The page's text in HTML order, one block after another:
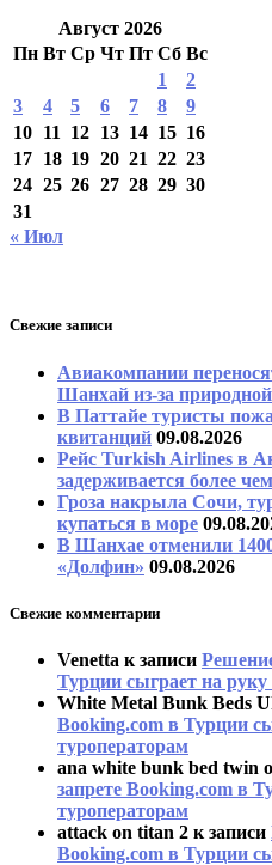
Август 2026
Пн Вт Ср Чт Пт Сб Вс
1
2
3
4 5 6 7 8
9
10 11 12 13 14 15 16
17 18 19 20 21 22 23
24 25 26 27 28 29 30
31
« Июл
Свежие записи
Авиакомпании
Шанхай из-за
В Паттайе туристы
квитанций 09.08.2026
Рейс Turkish Airlines в
задерживается более
Гроза накрыла Сочи,
купаться в море
В Шанхае отменили
«Долфин» 09.08.2026
Свежие комментарии
Venetta к записи
Турции сыграет на
White Metal Bunk Beds
Booking.com в Турции
туроператорам
ana white bunk bed twin
запрете Booking.com в
туроператорам
attack on titan 2 к записи
Booking.com в Турции